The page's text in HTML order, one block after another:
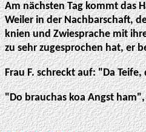
Am nächsten Tag kommt das
Weiler in der Nachbarschaft,
knien und Zwiesprache mit
zu sehr zugesprochen hat, er
Frau F. schreckt auf: "Da Teife,
"Do brauchas koa Angst